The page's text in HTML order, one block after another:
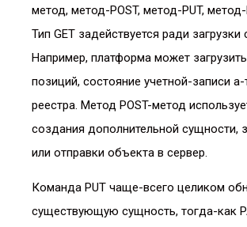
метод, метод-POST, метод-PUT, метод-
Тип GET задействуется ради загрузки
Например, платформа может
позиций, состояние учетной-записи
реестра. Метод POST-метод
создания дополнительной сущности,
или отправки объекта в сервер.
Команда PUT чаще-всего целиком
существующую сущность, тогда-как